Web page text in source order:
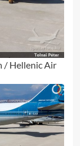
/ Hellenic Air